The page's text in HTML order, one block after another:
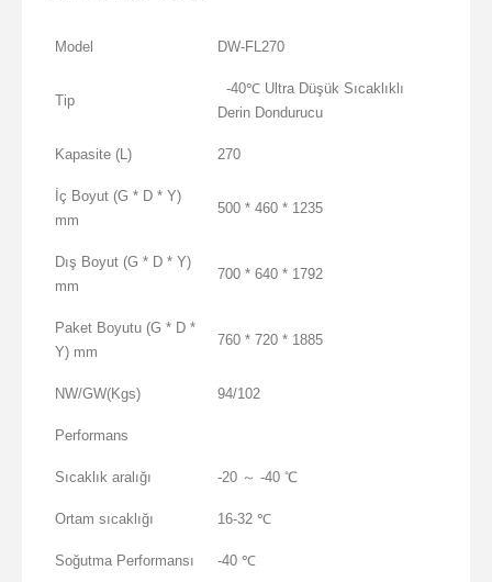
Model DW-FL270
Tip
-40℃ Ultra Düşük Sıcaklıklı
Derin Dondurucu
Kapasite (L) 270
İç Boyut (G * D * Y)
mm
500 * 460 * 1235
Dış Boyut (G * D * Y)
mm
700 * 640 * 1792
Paket Boyutu (G * D *
Y) mm
760 * 720 * 1885
NW/GW(Kgs) 94/102
Performans
Sıcaklık aralığı -20 ～ -40 ℃
Ortam sıcaklığı 16-32 ℃
Soğutma Performansı -40 ℃